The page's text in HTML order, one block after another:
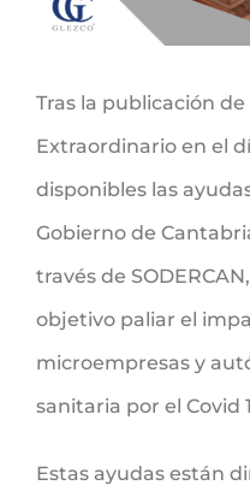
Tras la publicación
Extraordinario en el
disponibles las
Gobierno de
través de
objetivo paliar el
microempresas y
sanitaria por el Covid
Estas ayudas están